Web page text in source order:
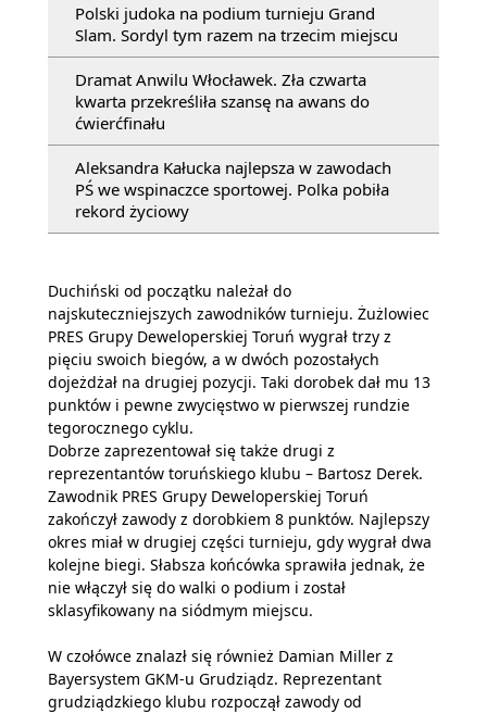
Polski judoka na podium turnieju Grand
Slam. Sordyl tym razem na trzecim miejscu
Dramat Anwilu Włocławek. Zła czwarta
kwarta przekreśliła szansę na awans do
ćwierćfinału
Aleksandra Kałucka najlepsza w zawodach
PŚ we wspinaczce sportowej. Polka pobiła
rekord życiowy
Duchiński od początku należał do
najskuteczniejszych zawodników turnieju. Żużlowiec
PRES Grupy Deweloperskiej Toruń wygrał trzy z
pięciu swoich biegów, a w dwóch pozostałych
dojeżdżał na drugiej pozycji. Taki dorobek dał mu 13
punktów i pewne zwycięstwo w pierwszej rundzie
tegorocznego cyklu.
Dobrze zaprezentował się także drugi z
reprezentantów toruńskiego klubu – Bartosz Derek.
Zawodnik PRES Grupy Deweloperskiej Toruń
zakończył zawody z dorobkiem 8 punktów. Najlepszy
okres miał w drugiej części turnieju, gdy wygrał dwa
kolejne biegi. Słabsza końcówka sprawiła jednak, że
nie włączył się do walki o podium i został
sklasyfikowany na siódmym miejscu.
W czołówce znalazł się również Damian Miller z
Bayersystem GKM-u Grudziądz. Reprezentant
grudziądzkiego klubu rozpoczął zawody od